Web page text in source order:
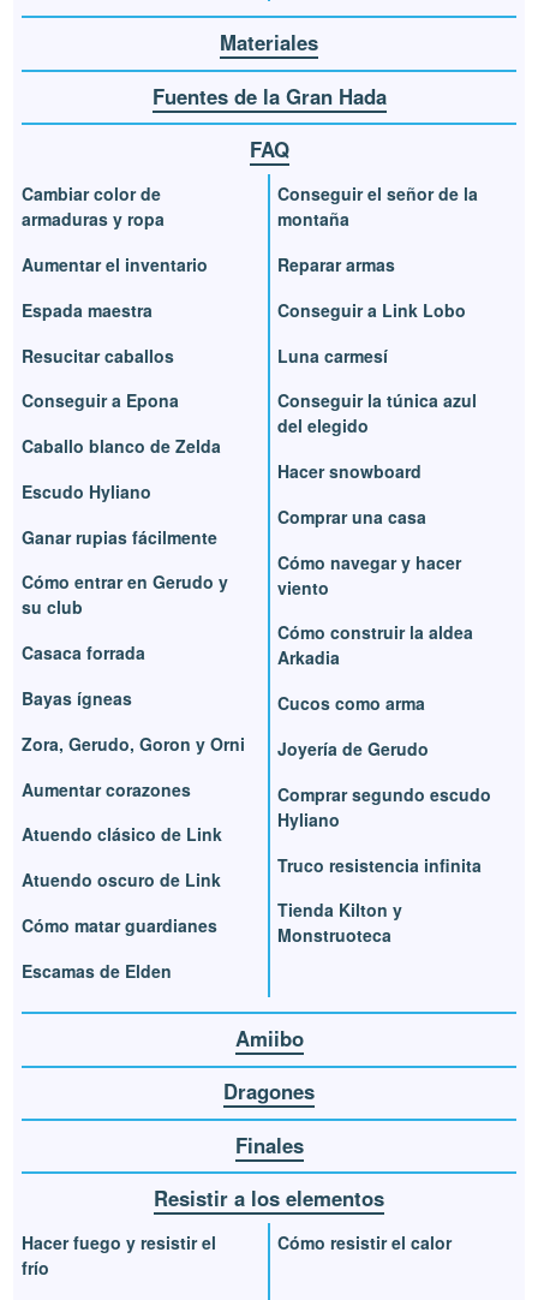
Materiales
Fuentes de la Gran Hada
FAQ
Cambiar color de
armaduras y ropa
Aumentar el inventario
Espada maestra
Resucitar caballos
Conseguir a Epona
Caballo blanco de Zelda
Escudo Hyliano
Ganar rupias fácilmente
Cómo entrar en Gerudo y
su club
Casaca forrada
Bayas ígneas
Zora, Gerudo, Goron y Orni
Aumentar corazones
Atuendo clásico de Link
Atuendo oscuro de Link
Cómo matar guardianes
Escamas de Elden
Conseguir el señor de la
montaña
Reparar armas
Conseguir a Link Lobo
Luna carmesí
Conseguir la túnica azul
del elegido
Hacer snowboard
Comprar una casa
Cómo navegar y hacer
viento
Cómo construir la aldea
Arkadia
Cucos como arma
Joyería de Gerudo
Comprar segundo escudo
Hyliano
Truco resistencia infinita
Tienda Kilton y
Monstruoteca
Amiibo
Dragones
Finales
Resistir a los elementos
Hacer fuego y resistir el
frío
Cómo resistir el calor